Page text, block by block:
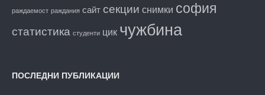
раждаемост раждания сайт секции снимки софия
статистика студенти цик чужбина
ПОСЛЕДНИ ПУБЛИКАЦИИ